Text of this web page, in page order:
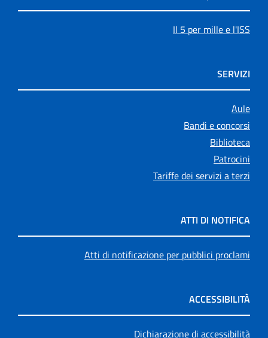
Il 5 per mille e l'ISS
SERVIZI
Aule
Bandi e concorsi
Biblioteca
Patrocini
Tariffe dei servizi a terzi
ATTI DI NOTIFICA
Atti di notificazione per pubblici proclami
ACCESSIBILITÀ
Dichiarazione di accessibilità